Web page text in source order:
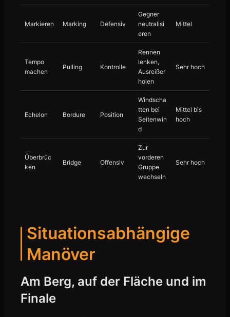
Markieren Marking Defensiv
Gegner
neutralisi
eren
Mittel
Tempo
machen
Pulling Kontrolle
Rennen
lenken,
Ausreißer
holen
Sehr hoch
Echelon Bordure Position
Windscha
tten bei
Seitenwin
d
Mittel bis
hoch
Überbrüc
ken
Bridge Offensiv
Zur
vorderen
Gruppe
wechseln
Sehr hoch
Situationsabhängige
Manöver
Am Berg, auf der Fläche und im
Finale